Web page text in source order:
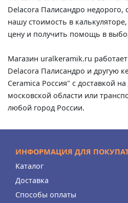
Delacora Палисандро недорого,
нашу стоимость в
цену и получить помощь в
Магазин uralkeramik.ru
Delacora Палисандро и другую
Ceramica Россия" с доставкой
московской области или
любой город России.
ИНФОРМАЦИЯ ДЛЯ
Каталог
Доставка
Способы оплаты